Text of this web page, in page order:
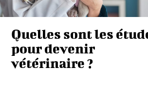
Quelles sont les
pour devenir
vétérinaire ?